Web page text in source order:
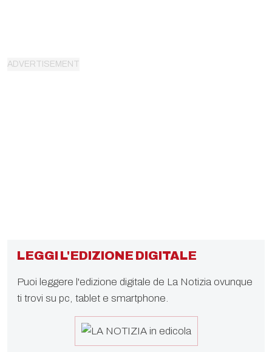
LEGGI L'EDIZIONE DIGITALE
Puoi leggere l'edizione digitale de La Notizia ovunque
ti trovi su pc, tablet e smartphone.